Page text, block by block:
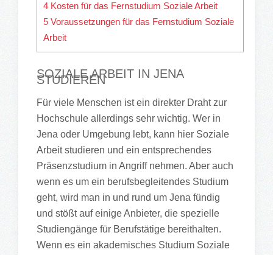
4 Kosten für das Fernstudium Soziale Arbeit
5 Voraussetzungen für das Fernstudium Soziale
Arbeit
SOZIALE ARBEIT IN JENA
STUDIEREN
Für viele Menschen ist ein direkter Draht zur
Hochschule allerdings sehr wichtig. Wer in
Jena oder Umgebung lebt, kann hier Soziale
Arbeit studieren und ein entsprechendes
Präsenzstudium in Angriff nehmen. Aber auch
wenn es um ein berufsbegleitendes Studium
geht, wird man in und rund um Jena fündig
und stößt auf einige Anbieter, die spezielle
Studiengänge für Berufstätige bereithalten.
Wenn es ein akademisches Studium Soziale